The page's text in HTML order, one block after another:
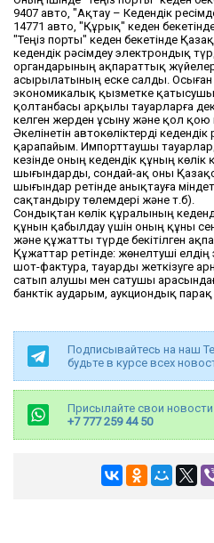
9407 авто, "Ақтау – Кедендік
14771 авто, "Құрық" кеден
"Теңіз порты" кеден бекетінде
кедендік рәсімдеу электрондық
органдарының ақпараттық
асырылатының еске салды.
экономикалық қызметке
қолтанбасы арқылы тауарларға
келген жерден ұсыну және қол қою
Әкелінетін автокөліктерді
қарапайым. Импорттаушы
кезінде оның кедендік құның
шығындарды, сондай-ақ оны
шығындар ретінде анықтауға
сақтандыру төлемдері және т.б).
Сондықтан көлік құралының
құнын қабылдау үшін оның құны
және құжатты түрде бекітілген
Құжаттар ретінде: жөнелтуші
шот-фактура, тауарды жеткізуге
сатып алушы мен сатушы
банктік аударым, аукциондық
Подписывайтесь на наш
будьте в курсе всех
Присылайте свои
+7 777 259 44 50